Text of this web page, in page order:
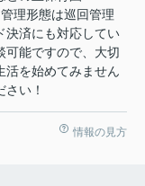
理形態は巡回管理
決済にも対応してい
可能ですので、大切
活を始めてみません
い！
情報の見方